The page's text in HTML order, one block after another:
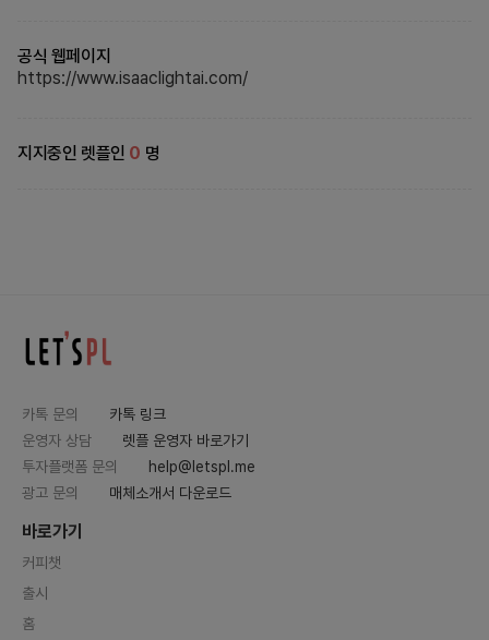
공식 웹페이지
https://www.isaaclightai.com/
지지중인 렛플인 0 명
카톡 문의
카톡 링크
운영자 상담
렛플 운영자 바로가기
투자플랫폼 문의
help@letspl.me
광고 문의
매체소개서 다운로드
바로가기
커피챗
출시
홈